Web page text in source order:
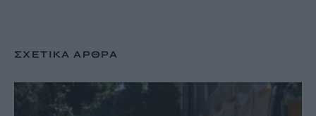
ΣΧΕΤΙΚΆ ΆΡΘΡΑ